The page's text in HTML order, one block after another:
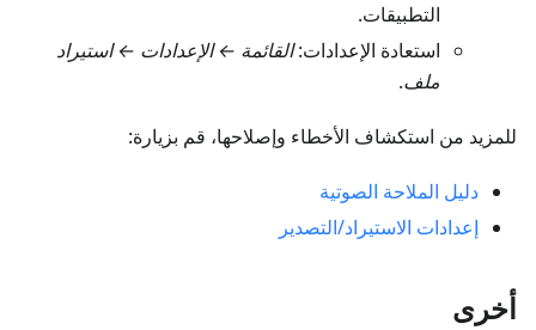
التطبيقات.
استعادة الإعدادات:القائمة ← الإعدادات ← استيراد
ملف.
للمزيد من استكشاف الأخطاء وإصلاحها، قم بزيارة:
دليل الملاحة الصوتية
إعدادات الاستيراد/التصدير
أخرى